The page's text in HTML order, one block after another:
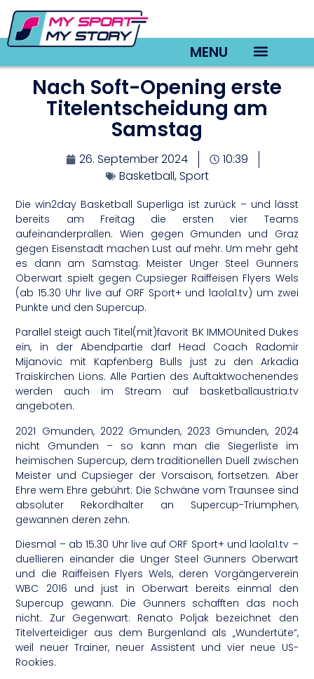
MENU
Nach Soft-Opening erste
Titelentscheidung am
Samstag
26. September 2024
10:39
Basketball,Sport
Die win2day Basketball Superliga ist zurück – und lässt
bereits am Freitag die ersten vier Teams
aufeinanderprallen. Wien gegen Gmunden und Graz
gegen Eisenstadt machen Lust auf mehr. Um mehr geht
es dann am Samstag: Meister Unger Steel Gunners
Oberwart spielt gegen Cupsieger Raiffeisen Flyers Wels
(ab 15.30 Uhr live auf ORF Sport+ und laola1.tv) um zwei
Punkte und den Supercup.
Parallel steigt auch Titel(mit)favorit BK IMMOUnited Dukes
ein, in der Abendpartie darf Head Coach Radomir
Mijanovic mit Kapfenberg Bulls just zu den Arkadia
Traiskirchen Lions. Alle Partien des Auftaktwochenendes
werden auch im Stream auf basketballaustria.tv
angeboten.
2021 Gmunden, 2022 Gmunden, 2023 Gmunden, 2024
nicht Gmunden – so kann man die Siegerliste im
heimischen Supercup, dem traditionellen Duell zwischen
Meister und Cupsieger der Vorsaison, fortsetzen. Aber
Ehre wem Ehre gebührt: Die Schwäne vom Traunsee sind
absoluter Rekordhalter an Supercup-Triumphen,
gewannen deren zehn.
Diesmal – ab 15.30 Uhr live auf ORF Sport+ und laola1.tv –
duellieren einander die Unger Steel Gunners Oberwart
und die Raiffeisen Flyers Wels, deren Vorgängerverein
WBC 2016 und just in Oberwart bereits einmal den
Supercup gewann. Die Gunners schafften das noch
nicht. Zur Gegenwart: Renato Poljak bezeichnet den
Titelverteidiger aus dem Burgenland als „Wundertüte“,
weil neuer Trainer, neuer Assistent und vier neue US-
Rookies.